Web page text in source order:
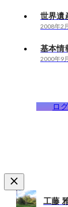
世界遺
2008年2
基本情
2000年9
ロ
工藤